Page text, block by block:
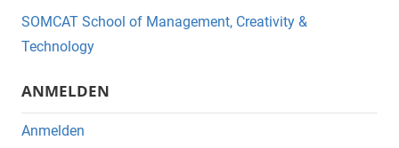
o
o
k
SOMCAT School of Management, Creativity &
Technology
ANMELDEN
Anmelden